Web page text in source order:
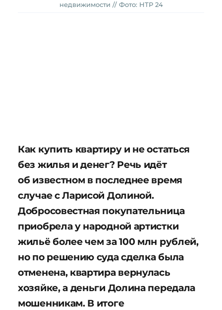
недвижимости // Фото: НТР 24
Как купить квартиру и не остаться
без жилья и денег? Речь идёт
об известном в последнее время
случае с Ларисой Долиной.
Добросовестная покупательница
приобрела у народной артистки
жильё более чем за 100 млн рублей,
но по решению суда сделка была
отменена, квартира вернулась
хозяйке, а деньги Долина передала
мошенникам. В итоге